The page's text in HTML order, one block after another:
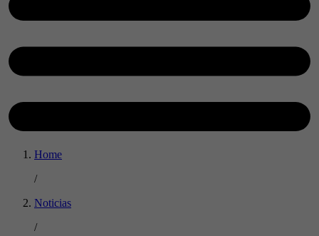
Home
/
Noticias
/